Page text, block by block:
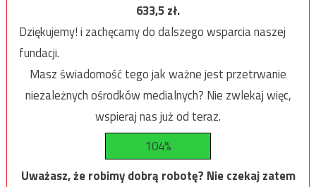
633,5zł.
Dziękujemy! i zachęcamy do dalszego wsparcia naszej
fundacji.
Masz świadomość tego jak ważne jest przetrwanie
niezależnych ośrodków medialnych? Nie zwlekaj więc,
wspieraj nas już od teraz.
104%
Uważasz, że robimy dobrą robotę? Nie czekaj zatem